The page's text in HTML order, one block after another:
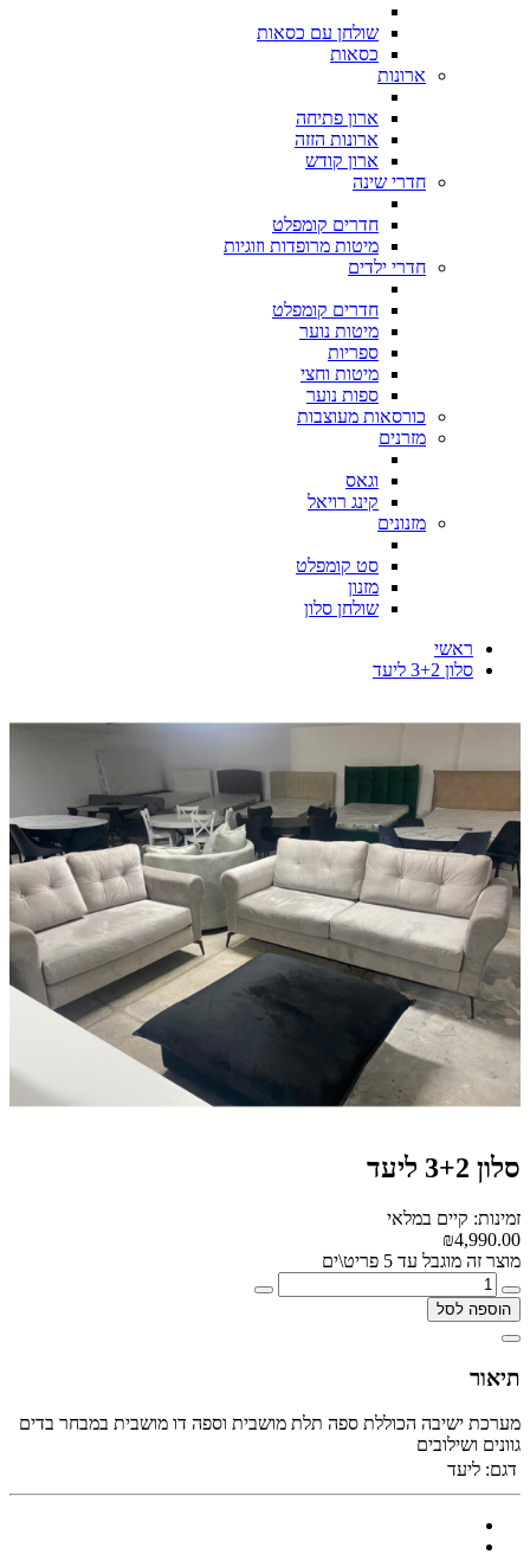
שולחן עם כסאות
כסאות
ארונות
ארון פתיחה
ארונות הזזה
ארון קודש
חדרי שינה
חדרים קומפלט
מיטות מרופדות וזוגיות
חדרי ילדים
חדרים קומפלט
מיטות נוער
ספריות
מיטות וחצי
ספות נוער
כורסאות מעוצבות
מזרנים
וגאס
קינג רויאל
מזנונים
סט קומפלט
מזנון
שולחן סלון
ראשי
סלון 3+2 ליעד
סלון 3+2 ליעד
זמינות: קיים במלאי
₪4,990.00
מוצר זה מוגבל עד 5 פריט\ים
הוספה לסל
תיאור
מערכת ישיבה הכוללת ספה תלת מושבית וספה דו מושבית במבחר בדים
גוונים ושילובים
דגם: ליעד